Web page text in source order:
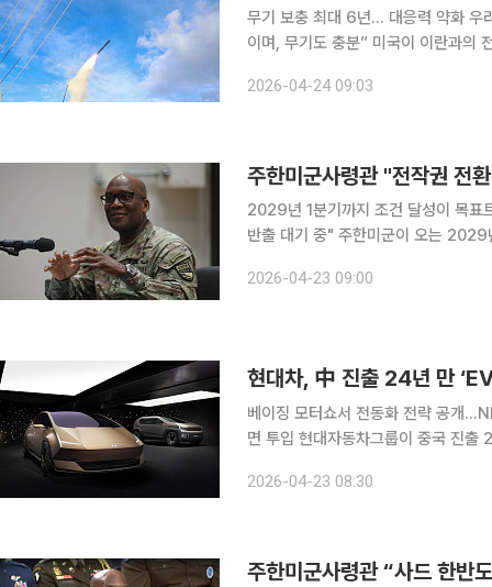
무기 보충 최대 6년… 대응력 약화 우
이며, 무기도 충분” 미국이 이란과의 전쟁에서 토마호크 미사일과 같은 정밀 요격 무기를 크게 소모
2026-04-24 09:03
주한미군사령관 "전작권 전
2029년 1분기까지 조건 달성이 목표
반출 대기 중" 주한미군이 오는 2029년 1분기까지 전시작전권(전작권)을 전환할 수 있는 조건을 달
다. 연합뉴스에 따르면 22일(현지시
2026-04-23 09:00
베이징 모터쇼서 전동화 전략 공개
면 투입 현대자동차그룹이 중국 진출 24년 만에 전기차(EV)를 앞세운 ‘2차 도약’에 나선다. 내연기
현대차는 24일(현지시간) 개막하는 ‘
2026-04-23 08:30
주한미군사령관 “사드 한반